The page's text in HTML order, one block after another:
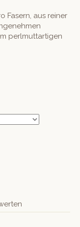
Fasern, aus reiner
perlmuttartigen